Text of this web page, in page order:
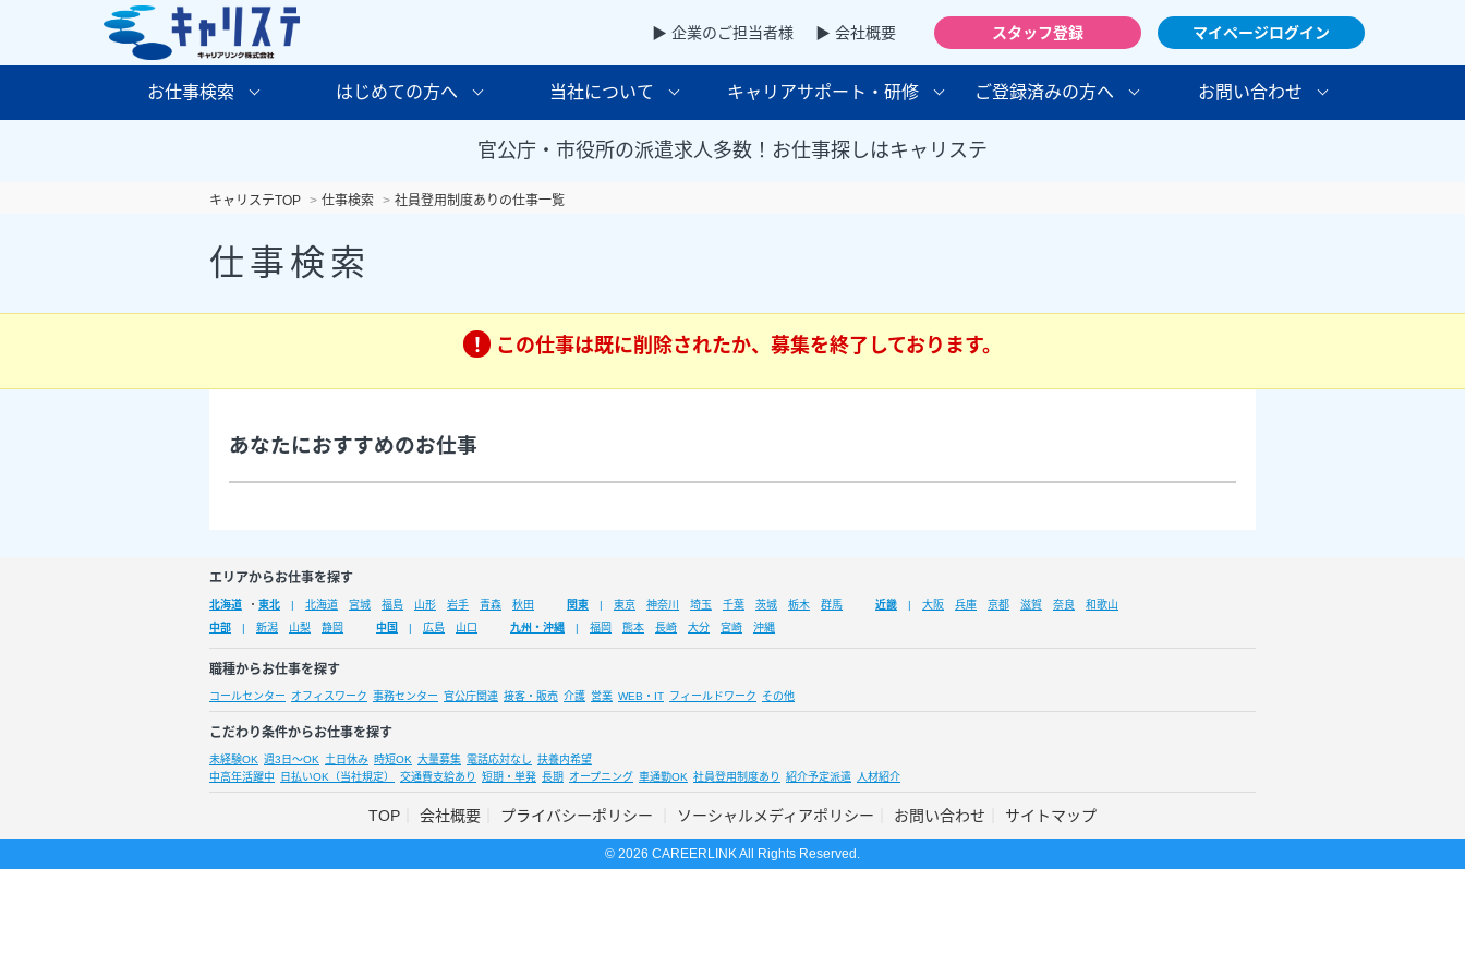
▶ 企業のご担当者様 ▶ 会社概要 スタッフ登録 マイページログイン
お仕事検索 はじめての方へ 当社について キャリアサポート・研修 ご登録済みの方へ お問い合わせ
官公庁・市役所の派遣求人多数！お仕事探しはキャリステ
キャリステTOP 仕事検索 社員登用制度ありの仕事一覧
仕事検索
この仕事は既に削除されたか、募集を終了しております。
あなたにおすすめのお仕事
エリアからお仕事を探す
北海道 ・ 東北 北海道 宮城 福島 山形 岩手 青森 秋田 関東 東京 神奈川 埼玉 千葉 茨城 栃木 群馬 近畿 大阪 兵庫 京都 滋賀 奈良
和歌山
中部
新潟 山梨 静岡 中国 広島 山口 九州・沖縄 福岡 熊本 長崎 大分 宮崎 沖縄
職種からお仕事を探す
コールセンター オフィスワーク 事務センター 官公庁関連 接客・販売 介護 営業 WEB・IT フィールドワーク その他
こだわり条件からお仕事を探す
未経験OK 週3日～OK 土日休み 時短OK 大量募集 電話応対なし 扶養内希望
中高年活躍中
日払いOK（当社規定） 交通費支給あり 短期・単発 長期 オープニング 車通勤OK 社員登用制度あり 紹介予定派遣 人材紹介
TOP 会社概要 プライバシーポリシー ソーシャルメディアポリシー お問い合わせ サイトマップ
© 2026 CAREERLINK All Rights Reserved.